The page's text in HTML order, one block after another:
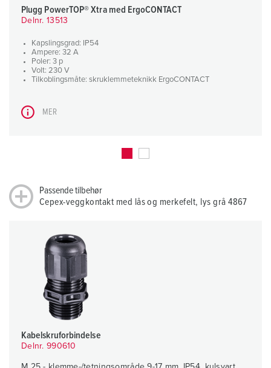
Plugg PowerTOP® Xtra med ErgoCONTACT
Delnr. 13513
Kapslingsgrad: IP54
Ampere: 32 A
Poler: 3 p
Volt: 230 V
Tilkoblingsmåte: skruklemmeteknikk ErgoCONTACT
MER
Passende tilbehør
Cepex-veggkontakt med lås og merkefelt, lys grå 4867
Kabelskruforbindelse
Delnr. 990610